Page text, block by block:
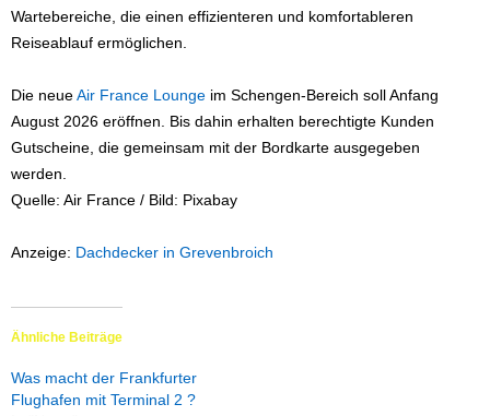
Wartebereiche, die einen effizienteren und komfortableren
Reiseablauf ermöglichen.
Die neueAir France Lounge im Schengen-Bereich soll Anfang
August 2026 eröffnen. Bis dahin erhalten berechtigte Kunden
Gutscheine, die gemeinsam mit der Bordkarte ausgegeben
werden.
Quelle: Air France / Bild: Pixabay
Anzeige: Dachdecker in Grevenbroich
Ähnliche Beiträge
Was macht der Frankfurter
Flughafen mit Terminal 2 ?